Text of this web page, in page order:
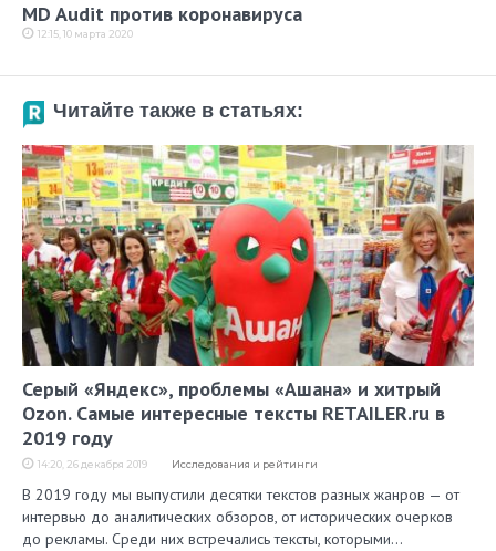
MD Audit против коронавируса
12:15, 10 марта 2020
Читайте также в статьях:
Серый «Яндекс», проблемы «Ашана» и хитрый
Ozon. Самые интересные тексты RETAILER.ru в
2019 году
14:20, 26 декабря 2019 Исследования и рейтинги
В 2019 году мы выпустили десятки текстов разных жанров — от
интервью до аналитических обзоров, от исторических очерков
до рекламы. Среди них встречались тексты, которыми…